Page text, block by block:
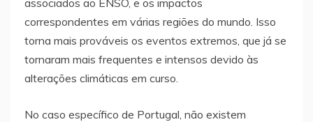
associados ao ENSO, e os impactos
correspondentes em várias regiões do mundo. Isso
torna mais prováveis os eventos extremos, que já se
tornaram mais frequentes e intensos devido às
alterações climáticas em curso.
No caso específico de Portugal, não existem